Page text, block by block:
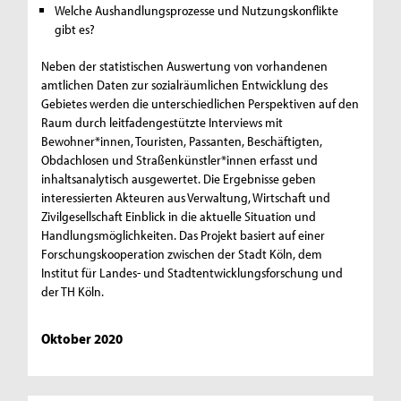
Welche Aushandlungsprozesse und Nutzungskonflikte
gibt es?
Neben der statistischen Auswertung von vorhandenen
amtlichen Daten zur sozialräumlichen Entwicklung des
Gebietes werden die unterschiedlichen Perspektiven auf den
Raum durch leitfadengestützte Interviews mit
Bewohner*innen, Touristen, Passanten, Beschäftigten,
Obdachlosen und Straßenkünstler*innen erfasst und
inhaltsanalytisch ausgewertet. Die Ergebnisse geben
interessierten Akteuren aus Verwaltung, Wirtschaft und
Zivilgesellschaft Einblick in die aktuelle Situation und
Handlungsmöglichkeiten. Das Projekt basiert auf einer
Forschungskooperation zwischen der Stadt Köln, dem
Institut für Landes- und Stadtentwicklungsforschung und
der TH Köln.
Oktober 2020